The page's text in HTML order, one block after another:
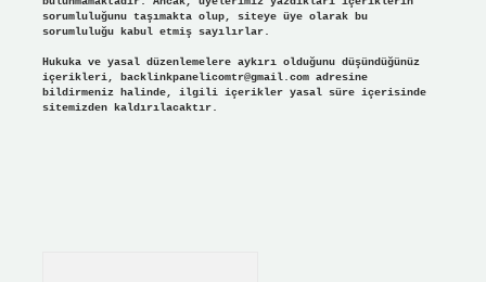
sorumluluğunu taşımakta olup, siteye üye olarak bu
sorumluluğu kabul etmiş sayılırlar.
Hukuka ve yasal düzenlemelere aykırı olduğunu düşündüğünüz
içerikleri, backlinkpanelicomtr@gmail.comadresine
bildirmeniz halinde, ilgili içerikler yasal süre içerisinde
sitemizden kaldırılacaktır.